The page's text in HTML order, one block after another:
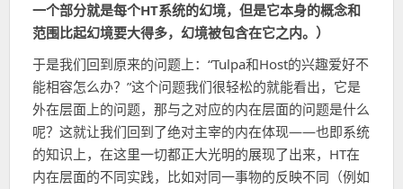
一个部分就是每个HT系统的幻境，但是它本身的概念和
范围比起幻境要大得多，幻境被包含在它之内。）
于是我们回到原来的问题上：“Tulpa和Host的兴趣爱好不
能相容怎么办？”这个问题我们很轻松的就能看出，它是
外在层面上的问题，那与之对应的内在层面的问题是什么
呢？这就让我们回到了绝对主宰的内在体现——也即系统
的知识上，在这里一切都正大光明的展现了出来，HT在
内在层面的不同实践，比如对同一事物的反映不同（例如